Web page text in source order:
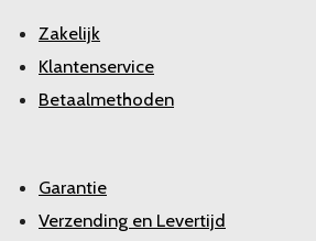
Zakelijk
Klantenservice
Betaalmethoden
Garantie
Verzending en Levertijd